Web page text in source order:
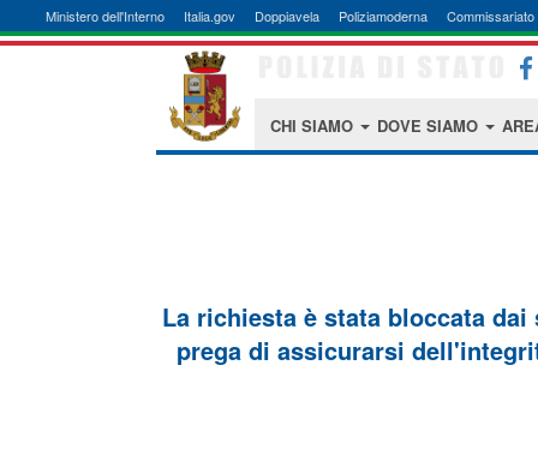
Ministero dell'Interno Italia.gov Doppiavela Poliziamoderna Commissariato
CHI SIAMO DOVE SIAMO
La richiesta è stata bloccata
prega di assicurarsi